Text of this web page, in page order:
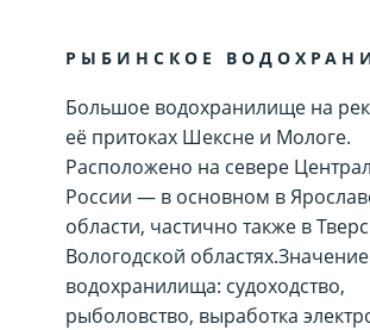
РЫБИНСКОЕ
Большое водохранилище на
её притоках Шексне и Мологе.
Расположено на севере
России — в основном в
области, частично также в
Вологодской областях.Значение
водохранилища: судоходство,
рыболовство, выработка